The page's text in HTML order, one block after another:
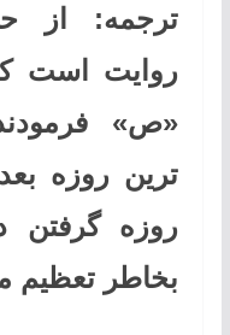
ترجمه:
روایت است
«ص»
ترین روزه
روزه گرفتن
بخاطر تعظیم